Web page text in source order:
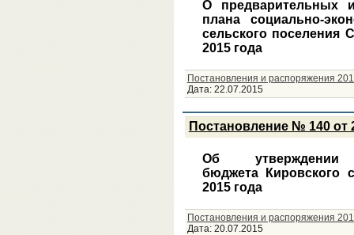
О предварительных
плана социально-
сельского поселения
2015 года
Постановления и распоряжения
Дата: 22.07.2015
Постановление № 140 от
Об
бюджета Кировского
2015 года
Постановления и распоряжения
Дата: 20.07.2015